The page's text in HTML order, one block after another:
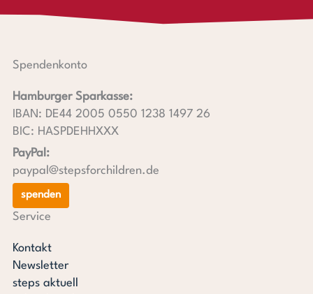
Spendenkonto
Hamburger Sparkasse:
IBAN: DE44 2005 0550 1238 1497 26
BIC: HASPDEHHXXX
PayPal:
paypal@stepsforchildren.de
spenden
Service
Kontakt
Newsletter
steps aktuell